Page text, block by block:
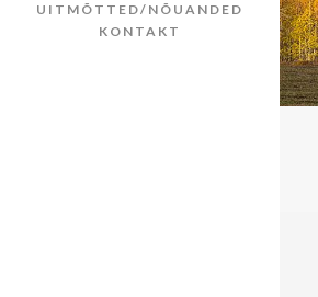
UITMÕTTED/NÕUANDED
KONTAKT